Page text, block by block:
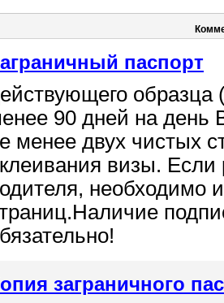
паспорт
образца
90 дней на
менее двух чистых
визы. Если
необходимо
заграничного